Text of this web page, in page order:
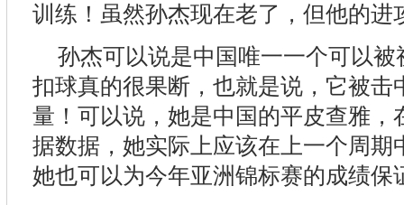
训练！虽然孙杰现在老了，但他的进
孙杰可以说是中国唯一一个可以
扣球真的很果断，也就是说，它被击
量！可以说，她是中国的平皮查雅，
据数据，她实际上应该在上一个周期
她也可以为今年亚洲锦标赛的成绩保